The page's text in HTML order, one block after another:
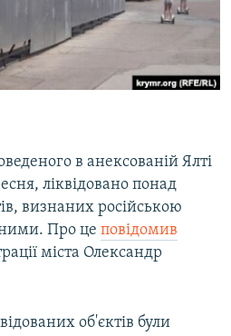
в анексованій Ялті
ліквідовано понад
визнаних російською
Про це повідомив
міста Олександр
об'єктів були